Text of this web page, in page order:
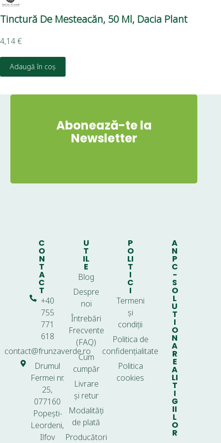
Tinctură De Mesteacăn, 50 Ml, Dacia Plant
4,14€
Adaugă în coș
Abonează-te la
Newsletter
C
O
N
T
A
C
T
+40
755
771
618
contact@frunzaverde.ro
Drumul
Fermei nr.
25,
077160
Popești-
Leordeni,
Ilfov
U
T
IL
E
Blog
Despre
noi
Întrebări
Frecvente
(FAQ)
Cum
cumpăr
Livrare
și retur
Modalități
de plată
Producători
P
O
LI
T
I
C
I
Termeni
și
condiții
Politica de
confidențialitate
Politica
cookies
A
N
P
C
-
S
O
L
U
T
I
O
N
A
R
E
A
LI
T
I
G
II
L
O
R